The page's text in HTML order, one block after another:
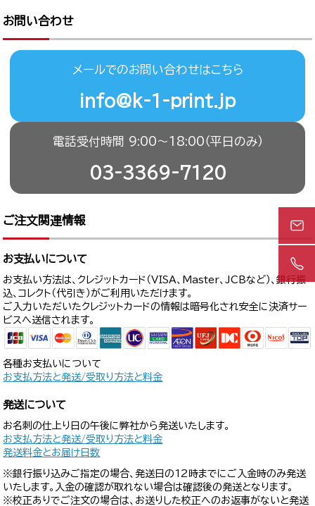
お問い合わせ
メールでのお問い合わせはこちら
info@k-1-print.jp
電話受付時間 9:00〜18:00（平日のみ）
03-3369-7120
ご注文関連情報
お支払いについて
お支払い方法は、クレジットカード（VISA、Master、JCBなど）、銀行振
込、コレクト（代引き）がご利用いただけます。
ご入力いただいたクレジットカードの情報は暗号化され安全に決済サー
ビスへ送信されます。
各種お支払いについて
お支払方法と発送/受取り方法と料金
発送について
お名刺の仕上り日の午後に弊社から発送いたします。
お支払方法と発送/受取り方法と料金
発送料金とお届け日数
※銀行振り込みご指定の場合、発送日の12時までにご入金時のみ発送
いたします。入金の確認が取れない場合は確認後の発送となります。
※校正ありでご注文の場合は、お送りした校正へのお返事がないと発送